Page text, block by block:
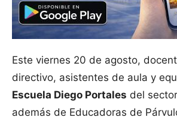
Este viernes 20 de agosto,
directivo, asistentes de aula y
Escuela Diego Portales del
además de Educadoras de